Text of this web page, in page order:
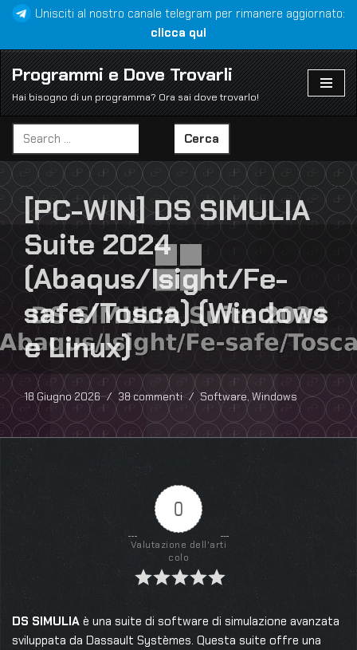
al
contenuto
Unisciti al nostro canale telegram per rimanere aggiornato:
clicca qui
Programmi e Dove Trovarli
Hai bisogno di un programma? Ora sai dove trovarlo!
Cerca
[PC-WIN] DS SIMULIA
Suite 2024
(Abaqus/Isight/Fe-
safe/Tosca) (Windows
e Linux)
18 Giugno 2026 38 commenti Software,Windows
0
Valutazione dell'arti
colo
DS SIMULIA è una suite di software di simulazione avanzata
sviluppata da Dassault Systèmes. Questa suite offre una